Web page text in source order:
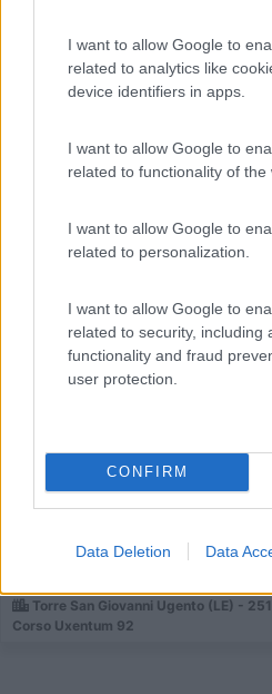
I want to allow Google to
related to analytics like
device identifiers in apps.
I want to allow Google to
related to functionality of the
I want to allow Google to
related to personalization.
I want to allow Google to
related to security, including
functionality and fraud
user protection.
CONFIRM
Data Deletion Data
Area di sosta (AA)
Agriturismo Palese
Servizi / Posizione
A 1 km dal mare,
Torre San Giovanni Ugento (LE) -
Corso Uxentum 92